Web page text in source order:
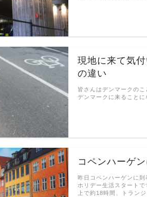
現地に来て気
の違い
皆さんはデンマークの
デンマークに来ること
コペンハーゲン
昨日コペンハーゲンに
ホリデー生活スタート
上で約18時間、トラン